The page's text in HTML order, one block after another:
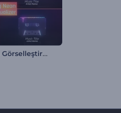
Parıltılı Neon Ritim Görselleştirici